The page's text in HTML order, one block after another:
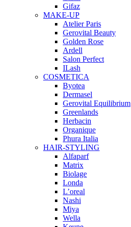
Gifaz
MAKE-UP
Atelier Paris
Gerovital Beauty
Golden Rose
Ardell
Salon Perfect
ILash
COSMETICA
Byotea
Dermasel
Gerovital Equilibrium
Greenlands
Herbacin
Organique
Phura Italia
HAIR-STYLING
Alfaparf
Matrix
Biolage
Londa
L’oreal
Nashi
Miya
Wella